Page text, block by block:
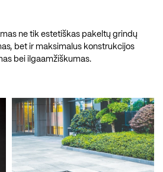
ne tik estetiškas pakeltų grindų
bet ir maksimalus konstrukcijos
bei ilgaamžiškumas.